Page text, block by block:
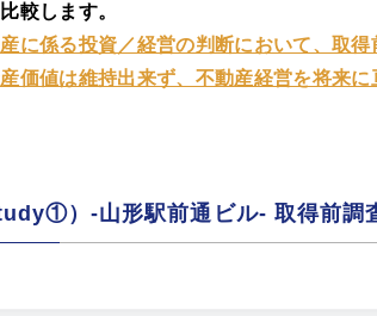
較します。
に係る投資／経営の判断において、取
価値は維持出来ず、不動産経営を将来
）-山形駅前通ビル- 取得前調